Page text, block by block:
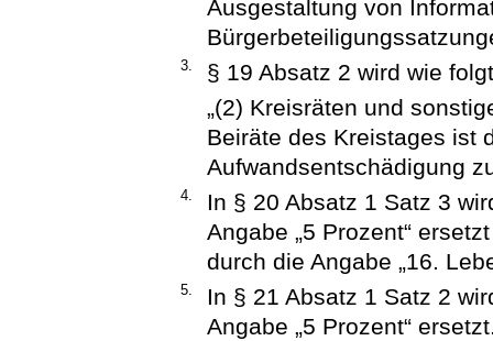
Ausgestaltung von
3.
§ 19 Absatz 2 wird wie
„(2) Kreisräten und
Beiräte des Kreistages ist
Aufwandsentschädigung
4.
In § 20 Absatz 1 Satz 3
Angabe „5 Prozent“
durch die Angabe „16.
5.
In § 21 Absatz 1 Satz 2
Angabe „5 Prozent“